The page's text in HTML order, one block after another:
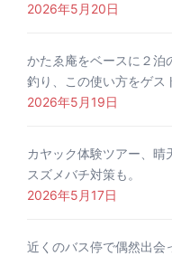
2026年5月20日
かたゑ庵をベースに２泊
釣り、この使い方をゲス
2026年5月19日
カヤック体験ツアー、晴
スズメバチ対策も。
2026年5月17日
近くのバス停で偶然出